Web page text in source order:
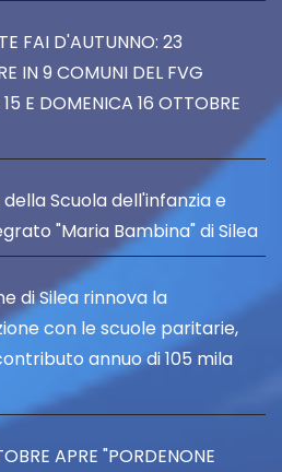
FAI D'AUTUNNO: 23
IN 9 COMUNI DEL FVG
E DOMENICA 16 OTTOBRE
della Scuola dell'infanzia e
"Maria Bambina" di Silea
di Silea rinnova la
con le scuole paritarie,
annuo di 105 mila
APRE "PORDENONE